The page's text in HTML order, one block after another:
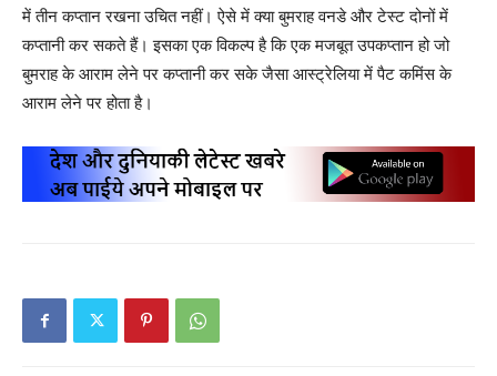
में तीन कप्तान रखना उचित नहीं। ऐसे में क्या बुमराह वनडे और टेस्ट दोनों में
कप्तानी कर सकते हैं। इसका एक विकल्प है कि एक मजबूत उपकप्तान हो जो
बुमराह के आराम लेने पर कप्तानी कर सके जैसा आस्ट्रेलिया में पैट कमिंस के
आराम लेने पर होता है।